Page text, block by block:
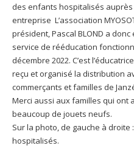
des enfants hospitalisés
entreprise L’association
président, Pascal BLOND a
service de rééducation
décembre 2022. C’est
reçu et organisé la distribution
commerçants et familles de
Merci aussi aux familles qui ont
beaucoup de jouets neufs.
Sur la photo, de gauche à
hospitalisés.